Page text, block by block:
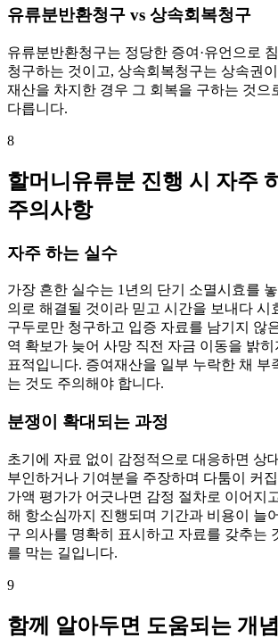
유류분반환청구 vs 상속회복청구
유류분반환청구는 정당한 증여·유언으로
청구하는 것이고, 상속회복청구는 상속권
재산을 차지한 경우 그 회복을 구하는 것으
다릅니다.
8
할머니유류분 진행 시 자주
주의사항
자주 하는 실수
가장 흔한 실수는 1년의 단기 소멸시효를
의로 해결될 것이라 믿고 시간을 보내다 시
구두로만 청구하고 입증 자료를 남기지 않
역 확보가 늦어 사망 직전 자금 이동을 밝히
표적입니다. 증여재산을 일부 누락한 채 부
는 것도 주의해야 합니다.
분쟁이 확대되는 과정
초기에 자료 없이 감정적으로 대응하면 상
부인하거나 기여분을 주장하며 다툼이 커
가액 평가가 어긋나면 감정 절차로 이어지
해 항소심까지 진행되며 기간과 비용이 늘
구 의사를 명확히 표시하고 자료를 갖추는
를 막는 길입니다.
9
함께 알아두면 도움되는 개념